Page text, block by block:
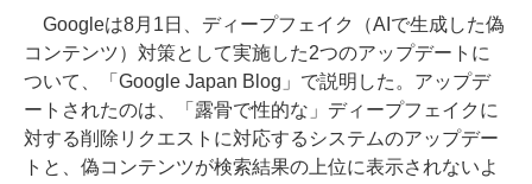
Googleは8月1日、ディープフェイク（AIで生成した偽
コンテンツ）対策として実施した2つのアップデートに
ついて、「Google Japan Blog」で説明した。アップデ
ートされたのは、「露骨で性的な」ディープフェイクに
対する削除リクエストに対応するシステムのアップデー
トと、偽コンテンツが検索結果の上位に表示されないよ